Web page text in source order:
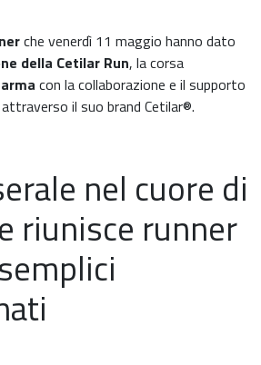
Trasfusionale
che venerdì 11 maggio hanno dato
della Cetilar Run, la corsa
con la collaborazione e il supporto
attraverso il suo brand Cetilar®.
nel cuore di
riunisce runner